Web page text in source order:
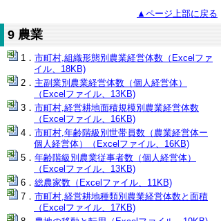
▲ページ上部に戻る
9 農業
市町村,組織形態別農業経営体数（Excelファ
イル、18KB)
主副業別農業経営体数（個人経営体）
（Excelファイル、13KB)
市町村,経営耕地面積規模別農業経営体数
（Excelファイル、16KB)
市町村,年齢階級別世帯員数（農業経営体ー
個人経営体）（Excelファイル、16KB)
年齢階級別農業従事者数（個人経営体）
（Excelファイル、13KB)
総農家数（Excelファイル、11KB)
市町村,経営耕地種類別農業経営体数と面積
（Excelファイル、17KB)